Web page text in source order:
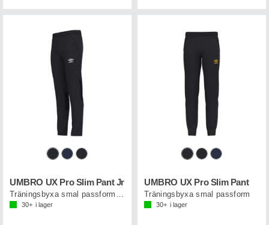
UMBRO UX Pro Slim Pant Jr
30+ i lager
UMBRO UX Pro Slim Pant
Träningsbyxa smal passform
30+ i lager